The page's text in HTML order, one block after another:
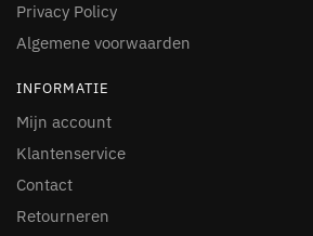
Privacy Policy
Algemene voorwaarden
INFORMATIE
Mijn account
Klantenservice
Contact
Retourneren